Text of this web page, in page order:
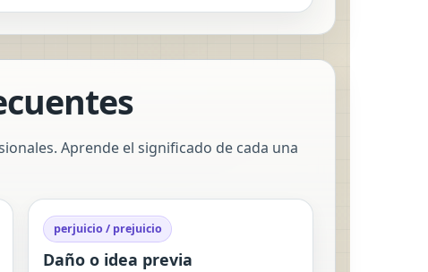
Aprende el significado de cada una
perjuicio / prejuicio
Daño o idea previa